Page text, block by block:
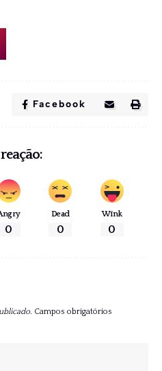
Facebook
0
Dead
0
Wink
0
Campos obrigatórios